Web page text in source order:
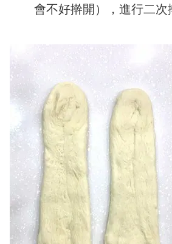
會不好擀開），進行二次